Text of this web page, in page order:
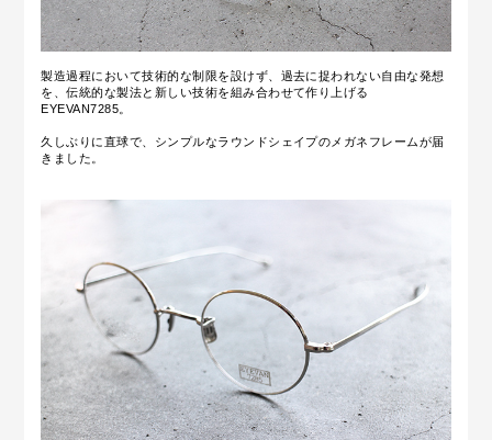
製造過程において技術的な制限を設けず、過去に捉われない自由な発想
を、伝統的な製法と新しい技術を組み合わせて作り上げる
EYEVAN7285。
久しぶりに直球で、シンプルなラウンドシェイプのメガネフレームが届
きました。